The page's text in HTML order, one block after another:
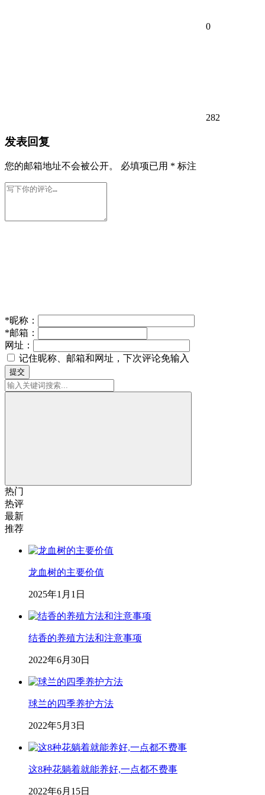
0
282
发表回复
您的邮箱地址不会被公开。 必填项已用 * 标注
*昵称：
*邮箱：
网址：
记住昵称、邮箱和网址，下次评论免输入
提交
热门
热评
最新
推荐
龙血树的主要价值
2025年1月1日
结香的养殖方法和注意事项
2022年6月30日
球兰的四季养护方法
2022年5月3日
这8种花躺着就能养好,一点都不费事
2022年6月15日